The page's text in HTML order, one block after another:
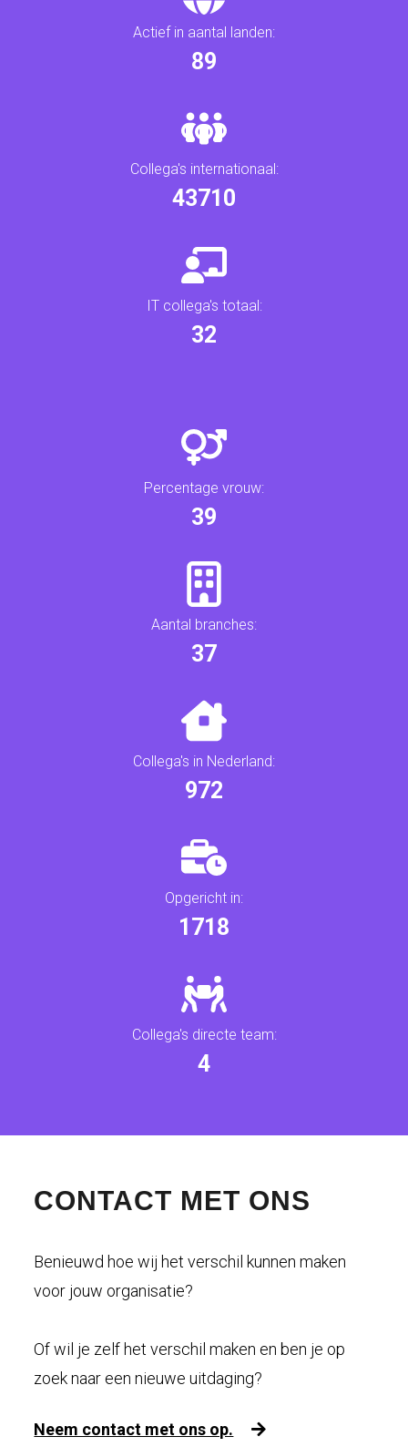
Actief in aantal landen:
95
Collega's internationaal:
47000
IT collega's totaal:
34
Percentage vrouw:
42
Aantal branches:
40
Collega's in Nederland:
1100
Opgericht in:
1945
Collega's directe team:
4
CONTACT MET ONS
Benieuwd hoe wij het verschil kunnen maken
voor jouw organisatie?
Of wil je zelf het verschil maken en ben je op
zoek naar een nieuwe uitdaging?
Neem contact met ons op.